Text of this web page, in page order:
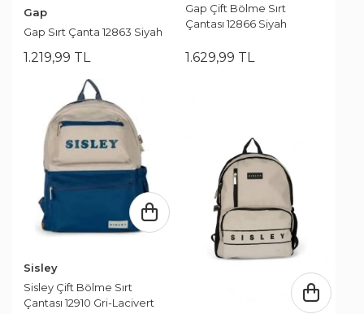
Gap
Gap Sırt Çanta 12863 Siyah
1.219,99 TL
Gap Çift Bölme Sırt
Çantası 12866 Siyah
1.629,99 TL
Sisley
Sisley Çift Bölme Sırt
Çantası 12910 Gri-Lacivert